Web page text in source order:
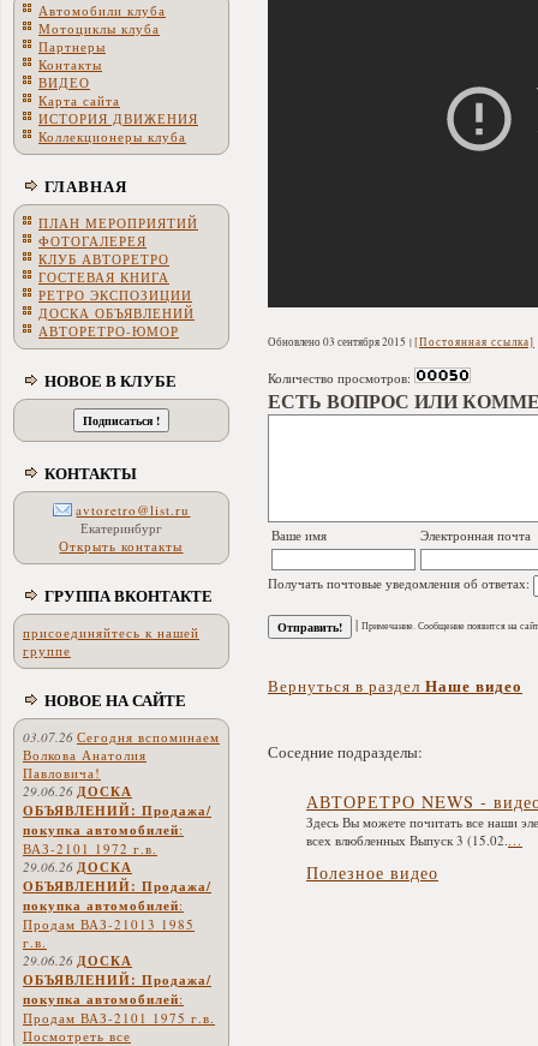
Автомобили клуба
Мотоциклы клуба
Партнеры
Контакты
ВИДЕО
Карта сайта
ИСТОРИЯ ДВИЖЕНИЯ
Коллекционеры клуба
ГЛАВНАЯ
ПЛАН МЕРОПРИЯТИЙ
ФОТОГАЛЕРЕЯ
КЛУБ АВТОРЕТРО
ГОСТЕВАЯ КНИГА
РЕТРО ЭКСПОЗИЦИИ
ДОСКА ОБЪЯВЛЕНИЙ
АВТОРЕТРО-ЮМОР
НОВОЕ В КЛУБЕ
КОНТАКТЫ
avtoretro@list.ru
Екатеринбург
Открыть контакты
ГРУППА ВКОНТАКТЕ
присоединяйтесь к нашей
группе
НОВОЕ НА САЙТЕ
03.07.26 Сегодня вспоминаем
Волкова Анатолия
Павловича!
29.06.26 ДОСКА
ОБЪЯВЛЕНИЙ: Продажа/
покупка автомобилей:
ВАЗ-2101 1972 г.в.
29.06.26 ДОСКА
ОБЪЯВЛЕНИЙ: Продажа/
покупка автомобилей:
Продам ВАЗ-21013 1985
г.в.
29.06.26 ДОСКА
ОБЪЯВЛЕНИЙ: Продажа/
покупка автомобилей:
Продам ВАЗ-2101 1975 г.в.
Посмотреть все
Обновлено 03 сентября 2015 [Постоянная ссылка]
Количество просмотров:
ЕСТЬ ВОПРОС ИЛИ
Ваше имя Электронная почта
Получать почтовые уведомления об ответах:
| Примечание. Сообщение появится на
Вернуться в раздел Наше видео
Соседние подразделы:
АВТОРЕТРО NEWS -
Здесь Вы можете почитать все наши
всех влюбленных Выпуск 3 (15.02. ...
Полезное видео